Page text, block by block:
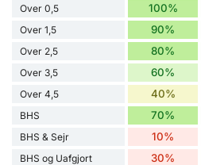
Over 0,5 100%
Over 1,5 90%
Over 2,5 80%
Over 3,5 60%
Over 4,5 40%
BHS 70%
BHS & Sejr 10%
BHS og Uafgjort 30%